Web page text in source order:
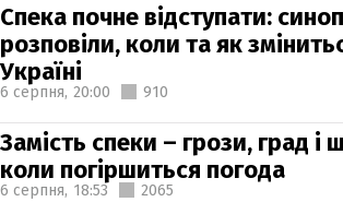
Спека почне відступати:
розповіли, коли та як
Україні
6 серпня, 20:00 910
Замість спеки – грози, град і
коли погіршиться погода
6 серпня, 18:53 2065